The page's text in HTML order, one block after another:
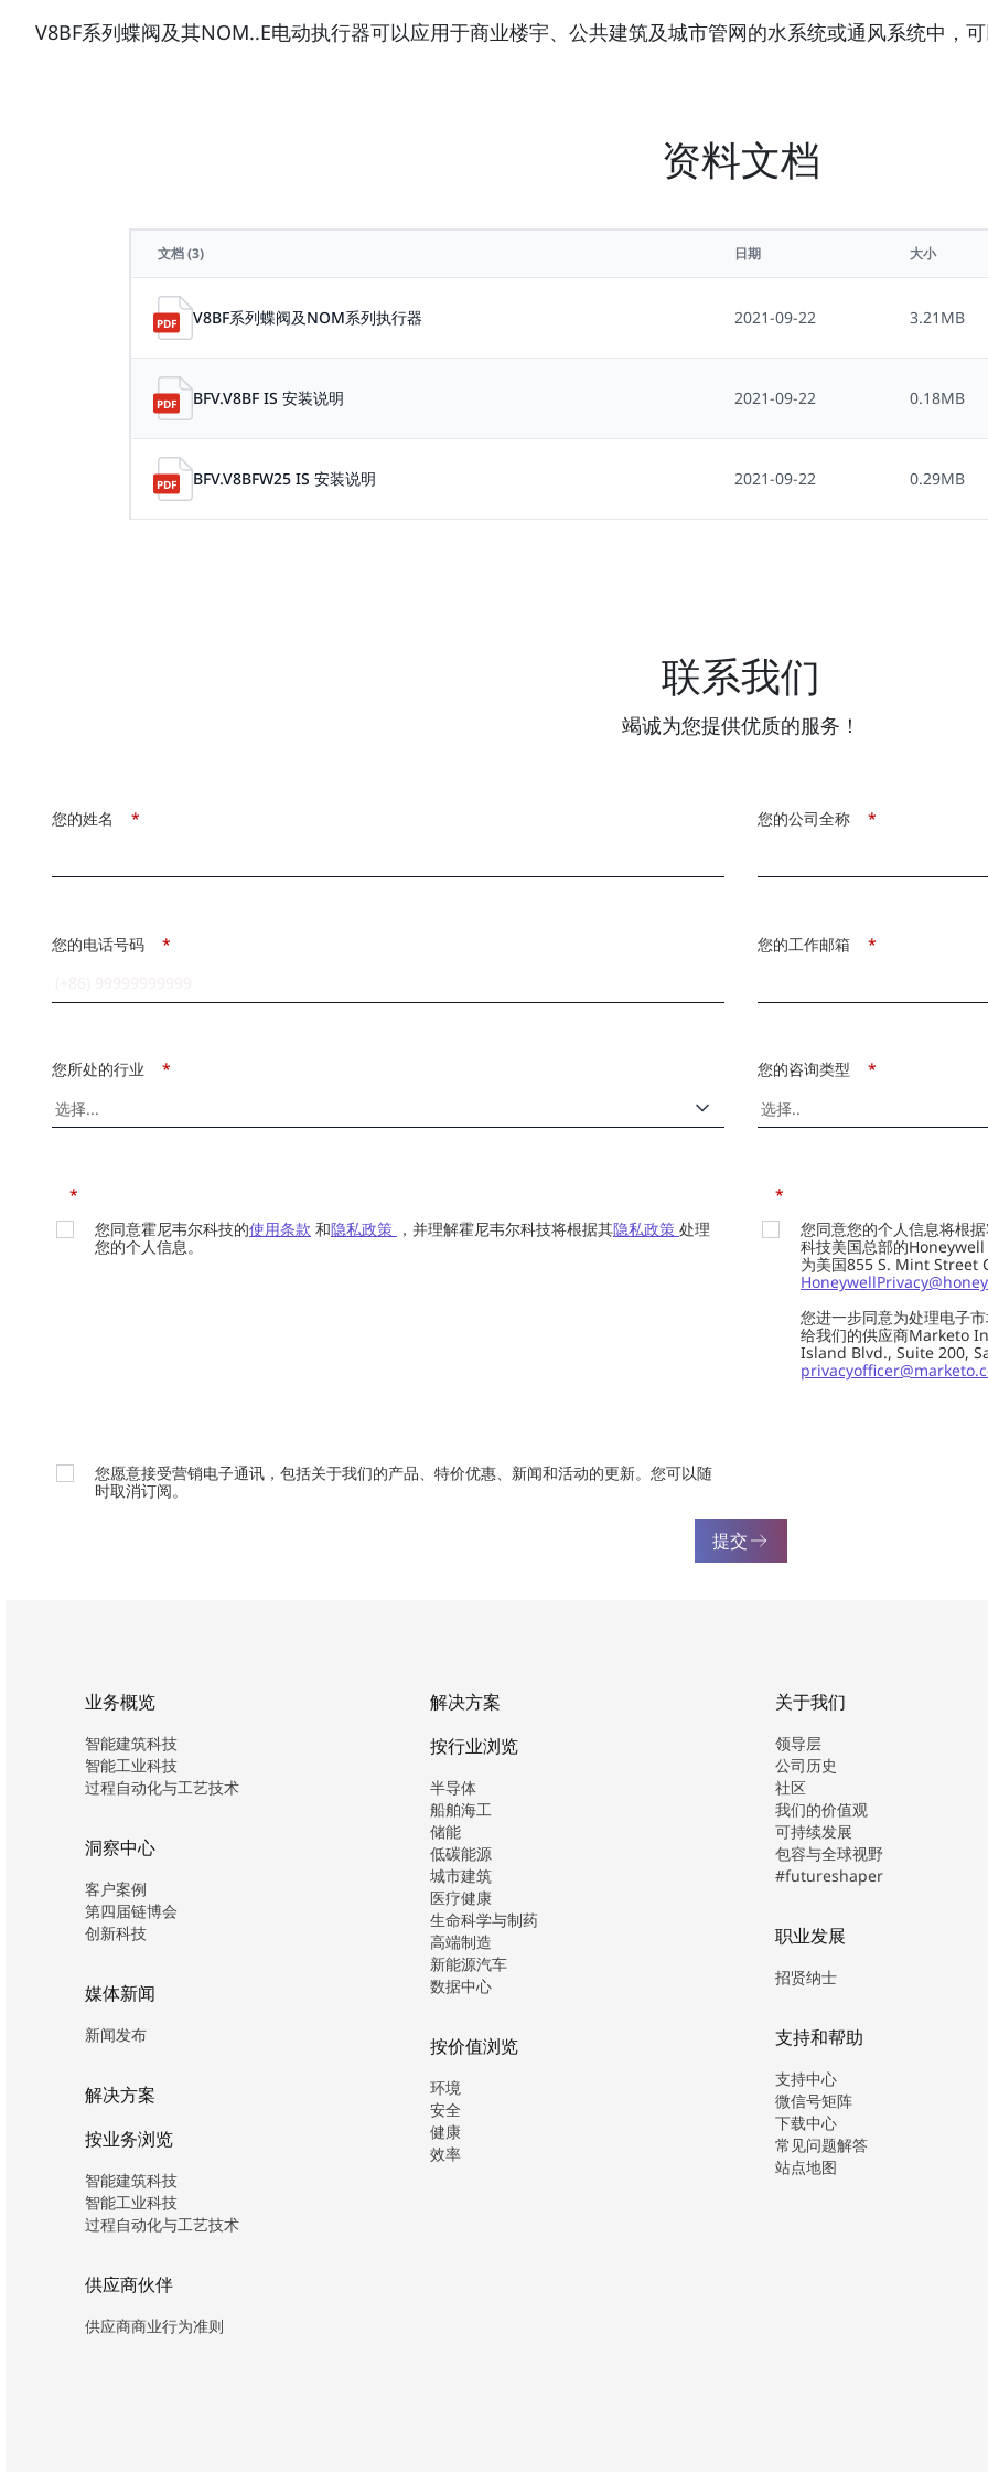
V8BF系列蝶阀及其NOM..E电动执行器可以应用于商业楼宇、公共建筑及城市管网的水系统或通风系统中，
资料文档
文档(3) 日期 大小
V8BF系列蝶阀及NOM系列执行器 2021-09-22 3.21MB
BFV.V8BF IS 安装说明 2021-09-22 0.18MB
BFV.V8BFW25 IS 安装说明 2021-09-22 0.29MB
联系我们
竭诚为您提供优质的服务！
*
您的姓名 *
您的公司全称
*
您的电话号码 *
您的工作邮箱
*
您所处的行业 *
您的咨询类型
*
您同意霍尼韦尔科技的使用条款 和隐私政策 ，并理解霍尼韦尔科技将根据其隐私政策 处理
您的个人信息。
*
您同意您的个人信息将根
科技美国总部的
为美国855 S. Mint Street
您进一步同意为处理电子
给我们的供应商Marketo
Island Blvd., Suite 200,
您愿意接受营销电子通讯，包括关于我们的产品、特价优惠、新闻和活动的更新。您可以随
时取消订阅。
提交
业务概览
智能建筑科技
智能工业科技
过程自动化与工艺技术
洞察中心
客户案例
第四届链博会
创新科技
媒体新闻
新闻发布
解决方案
按业务浏览
智能建筑科技
智能工业科技
过程自动化与工艺技术
供应商伙伴
供应商商业行为准则
解决方案
按行业浏览
半导体
船舶海工
储能
低碳能源
城市建筑
医疗健康
生命科学与制药
高端制造
新能源汽车
数据中心
按价值浏览
环境
安全
健康
效率
关于我们
领导层
公司历史
社区
我们的价值观
可持续发展
包容与全球视野
#futureshaper
职业发展
招贤纳士
支持和帮助
支持中心
微信号矩阵
下载中心
常见问题解答
站点地图